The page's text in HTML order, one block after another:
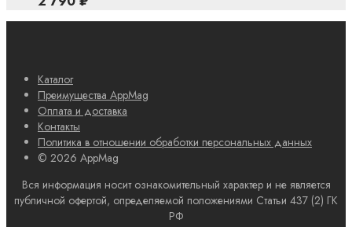
Каталог
Преимущества AppMag
Оплата и доставка
Контакты
Политика в отношении обработки персональных данных
© 2026 AppMag
Вся информация носит ознакомительный характер и не является
публичной офертой, определяемой положениями Статьи 437 (2) ГК
РФ